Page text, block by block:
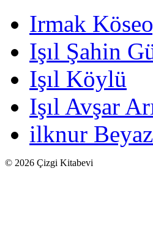
Irmak
Işıl Şahin
Işıl Köylü
Işıl Avşar
ilknur
© 2026 Çizgi Kitabevi